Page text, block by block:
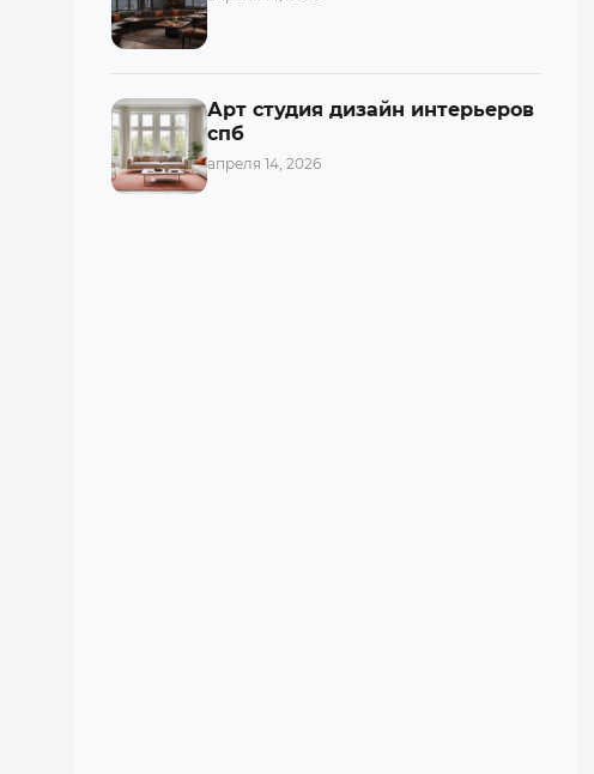
Арт студия дизайн интерьеров
спб
апреля 14, 2026